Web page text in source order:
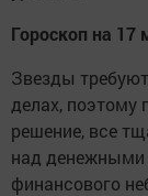
Гороскоп на 17
Звезды
делах, поэтому
решение, все
над денежными
финансового